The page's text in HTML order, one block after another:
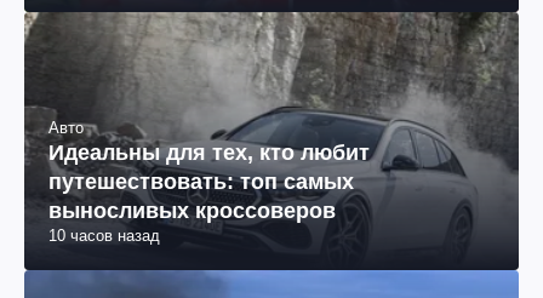
Авто
Идеальны для тех, кто любит
путешествовать: топ самых
выносливых кроссоверов
10 часов назад